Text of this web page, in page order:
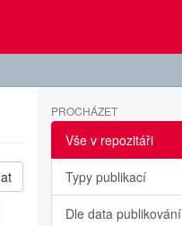
PROCHÁZET
Vše v repozitáři
Typy publikací
Dle data publikování